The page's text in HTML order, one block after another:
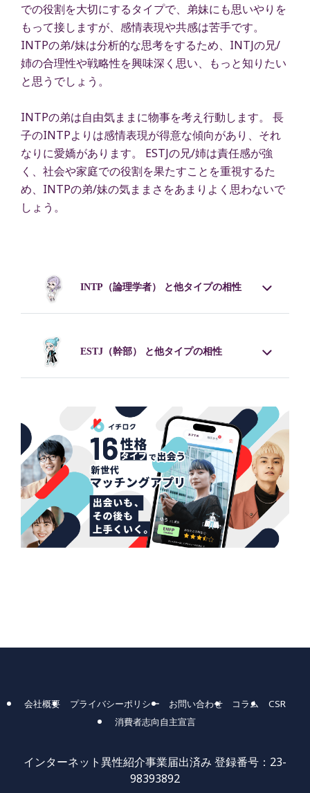
での役割を大切にするタイプで、弟妹にも思いやりを
もって接しますが、感情表現や共感は苦手です。
INTPの弟/妹は分析的な思考をするため、INTJの兄/
姉の合理性や戦略性を興味深く思い、もっと知りたい
と思うでしょう。
INTPの弟は自由気ままに物事を考え行動します。 長
子のINTPよりは感情表現が得意な傾向があり、それ
なりに愛嬌があります。 ESTJの兄/姉は責任感が強
く、社会や家庭での役割を果たすことを重視するた
め、INTPの弟/妹の気ままさをあまりよく思わないで
しょう。
INTP （論理学者） と他タイプの相性
ESTJ （幹部） と他タイプの相性
会社概要 プライバシーポリシー お問い合わせ コラム
CSR
消費者志向自主宣言
インターネット異性紹介事業届出済み 登録番号：23-
98393892